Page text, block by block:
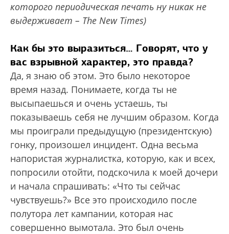
которого периодическая печать ну никак не
выдерживает – The New Times)
Как бы это выразиться… Говорят, что у
вас взрывной характер, это правда?
Да, я знаю об этом. Это было некоторое
время назад. Понимаете, когда ты не
высыпаешься и очень устаешь, ты
показываешь себя не лучшим образом. Когда
мы проиграли предыдущую (президентскую)
гонку, произошел инцидент. Одна весьма
напористая журналистка, которую, как и всех,
попросили отойти, подскочила к моей дочери
и начала спрашивать: «Что ты сейчас
чувствуешь?» Все это происходило после
полутора лет кампании, которая нас
совершенно вымотала. Это был очень